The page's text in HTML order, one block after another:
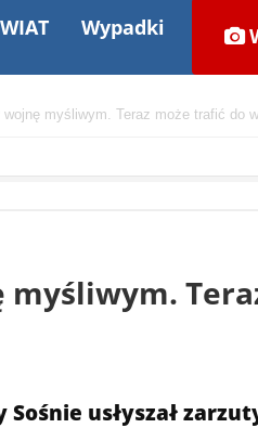
Wypadki
wojnę myśliwym. Teraz może trafić do
myśliwym.
usłyszał